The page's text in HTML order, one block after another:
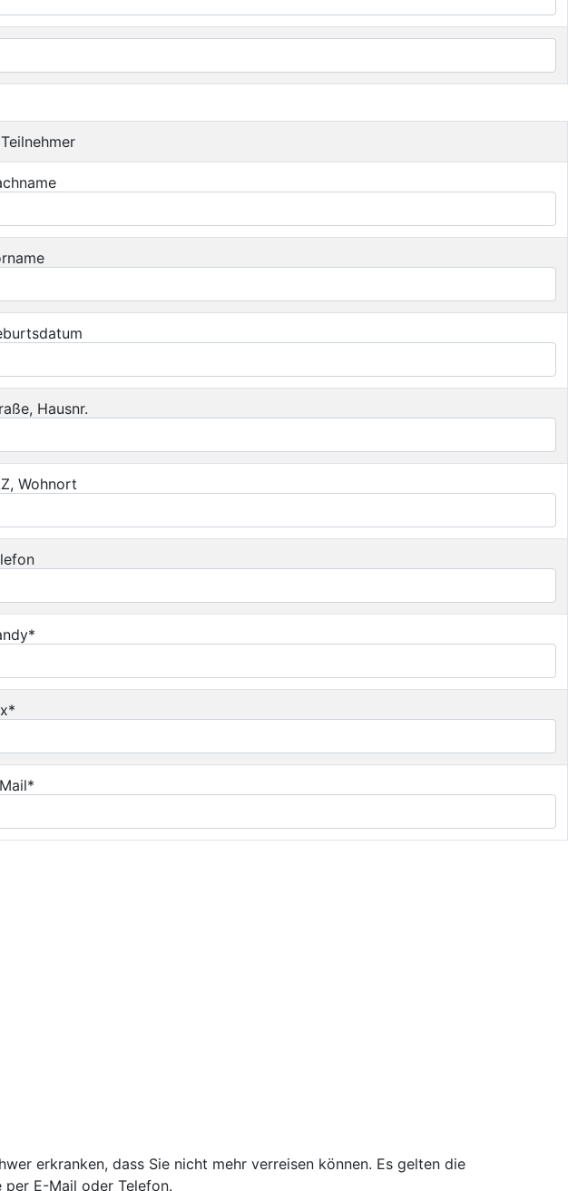
Hausnr.
Wohnort
erkranken, dass Sie nicht mehr verreisen können. Es gelten die
per E-Mail oder Telefon.